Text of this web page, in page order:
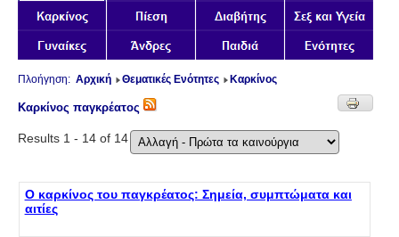
Πλοήγηση: Αρχική Θεματικές Ενότητες Καρκίνος
Καρκίνος παγκρέατος
Results 1 - 14 of 14
Ο καρκίνος του παγκρέατος: Σημεία, συμπτώματα και
αιτίες